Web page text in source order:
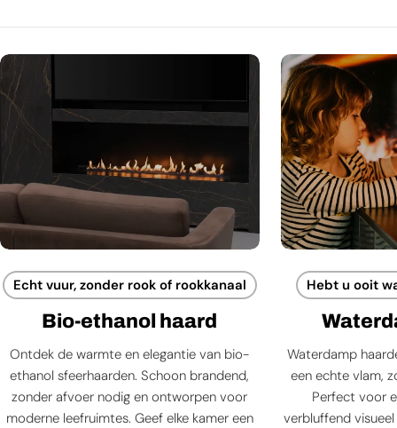
Echt vuur, zonder rook of rookkanaal
Bio-ethanol haard
Ontdek de warmte en elegantie van bio-
ethanol sfeerhaarden. Schoon brandend,
zonder afvoer nodig en ontworpen voor
moderne leefruimtes. Geef elke kamer een
Hebt u ooit
Waterdamp
een echte vlam,
Perfect voor
verbluffend